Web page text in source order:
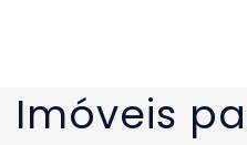
Imóveis